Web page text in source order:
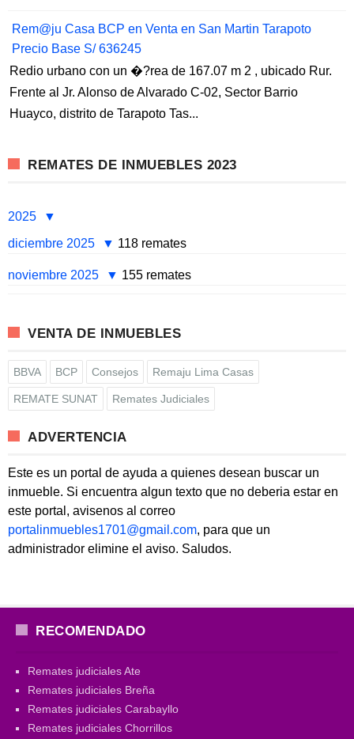
Rem@ju Casa BCP en Venta en San Martin Tarapoto
Precio Base S/ 636245
Redio urbano con un �?rea de 167.07 m 2 , ubicado Rur.
Frente al Jr. Alonso de Alvarado C-02, Sector Barrio
Huayco, distrito de Tarapoto Tas...
REMATES DE INMUEBLES 2023
2025
diciembre 2025
118 remates
noviembre 2025 155 remates
VENTA DE INMUEBLES
BBVA BCP Consejos Remaju Lima Casas
REMATE SUNAT Remates Judiciales
ADVERTENCIA
Este es un portal de ayuda a quienes desean buscar un
inmueble. Si encuentra algun texto que no deberia estar en
este portal, avisenos al correo
portalinmuebles1701@gmail.com, para que un
administrador elimine el aviso. Saludos.
RECOMENDADO
Remates judiciales Ate
Remates judiciales Breña
Remates judiciales Carabayllo
Remates judiciales Chorrillos